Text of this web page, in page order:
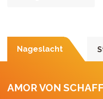
Nageslacht
AMOR VON